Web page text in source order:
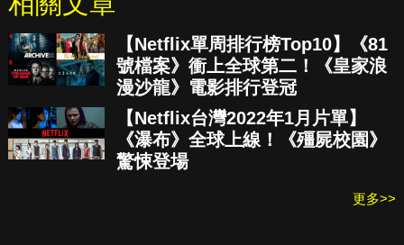
【Netflix單周排行榜Top10】《81
號檔案》衝上全球第二！《皇家浪
漫沙龍》電影排行登冠
【Netflix台灣2022年1月片單】
《瀑布》全球上線！《殭屍校園》
驚悚登場
更多>>